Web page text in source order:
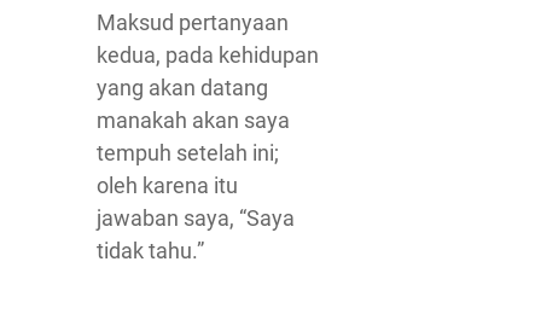
Maksud pertanyaan
kedua, pada kehidupan
yang akan datang
manakah akan saya
tempuh setelah ini;
oleh karena itu
jawaban saya, “Saya
tidak tahu.”